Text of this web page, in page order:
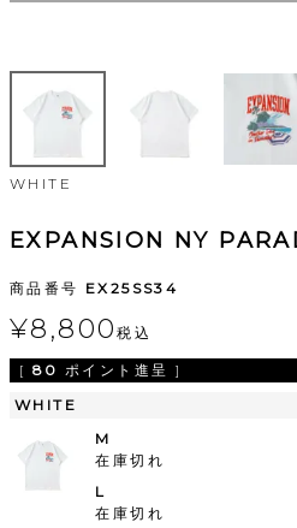
WHITE
EXPANSION NY
商品番号 EX25SS34
¥8,800税込
[ 80 ポイント進呈 ]
WHITE
M
在庫切れ
L
在庫切れ